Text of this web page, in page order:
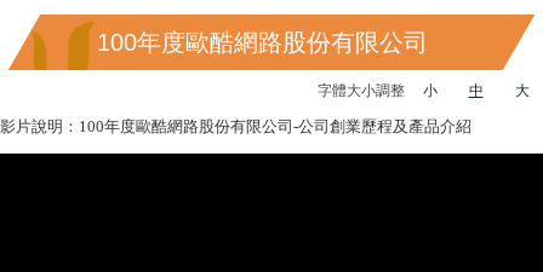
100年度歐酷網路股份有限公司
字體大小調整 小 中 大
影片說明：100年度歐酷網路股份有限公司-公司創業歷程及產品介紹